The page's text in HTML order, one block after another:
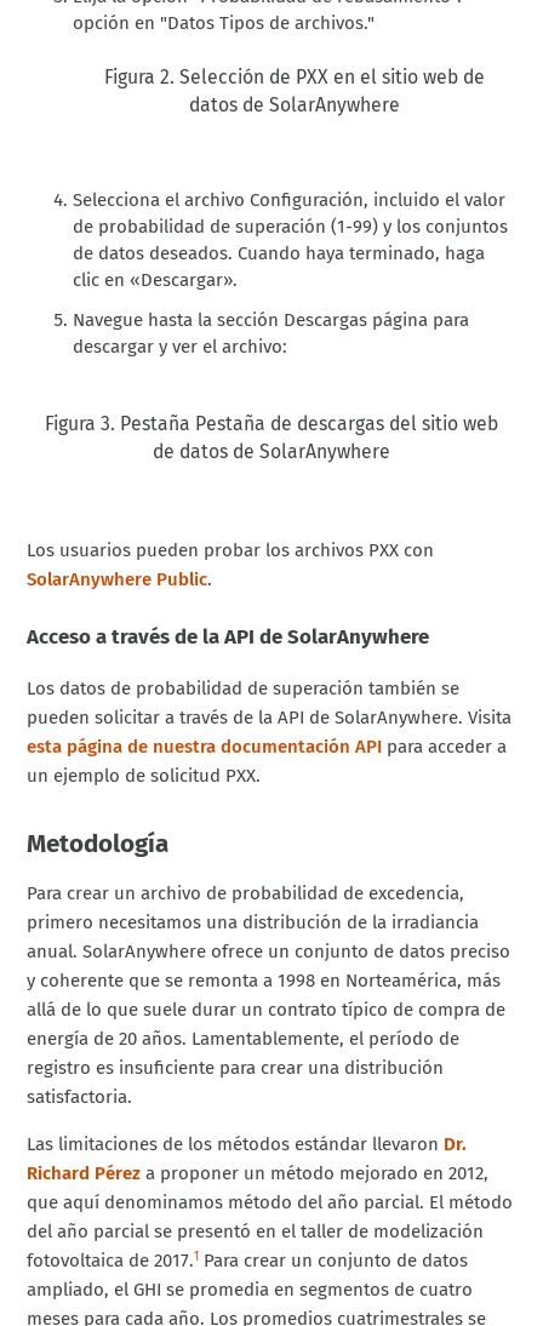
opción en "Datos Tipos de archivos."
Figura 2. Selección de PXX en el sitio web de
datos de SolarAnywhere
Selecciona el archivo Configuración, incluido el valor
de probabilidad de superación (1-99) y los conjuntos
de datos deseados. Cuando haya terminado, haga
clic en «Descargar».
Navegue hasta la sección Descargas páginapara
descargar y ver el archivo:
Figura 3. Pestaña Pestaña de descargas del sitio web
de datos de SolarAnywhere
Los usuarios pueden probar los archivos PXX con
SolarAnywhere Public.
Acceso a través de la API de SolarAnywhere
Los datos de probabilidad de superación también se
pueden solicitar a través de la API de SolarAnywhere. Visita
esta página de nuestra documentación API para acceder a
un ejemplo de solicitud PXX.
Metodología
Para crear un archivo de probabilidad de excedencia,
primero necesitamos una distribución de la irradiancia
anual. SolarAnywhere ofrece un conjunto de datos preciso
y coherente que se remonta a 1998 en Norteamérica, más
allá de lo que suele durar un contrato típico de compra de
energía de 20 años. Lamentablemente, el período de
registro es insuficiente para crear una distribución
satisfactoria.
Las limitaciones de los métodos estándar llevaron Dr.
Richard Pérez a proponer un método mejorado en 2012,
que aquí denominamos método del año parcial. El método
del año parcial se presentó en el taller de modelización
fotovoltaica de 2017.1Para crear un conjunto de datos
ampliado, el GHI se promedia en segmentos de cuatro
meses para cada año. Los promedios cuatrimestrales se